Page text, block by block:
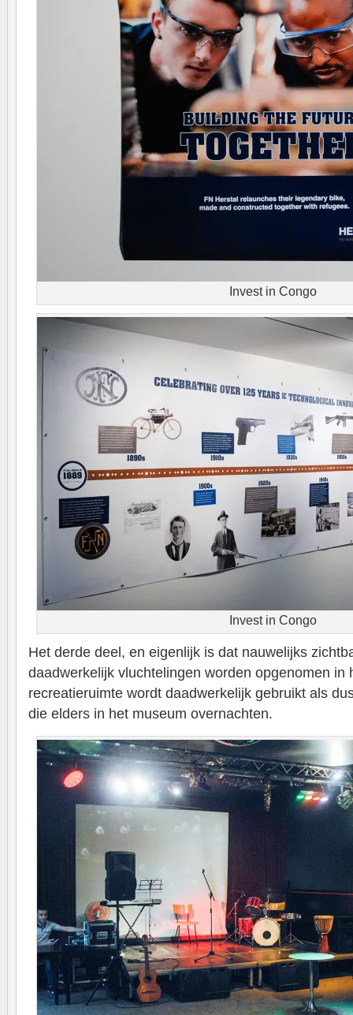
Invest in Congo
Invest in Congo
Het derde deel, en eigenlijk is dat nauwelijks
daadwerkelijk vluchtelingen worden opgenomen in
recreatieruimte wordt daadwerkelijk gebruikt als
die elders in het museum overnachten.